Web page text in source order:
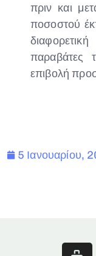
πριν και
ποσοστού
παραβάτες
επιβολή
5 Ιανουαρίου,